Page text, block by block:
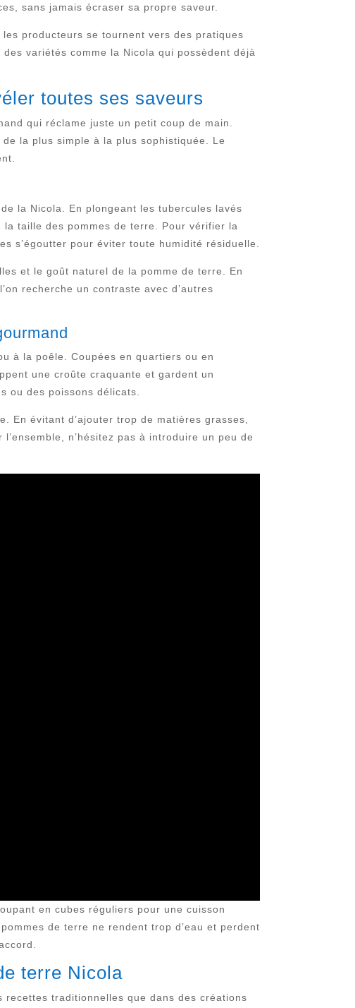
sans jamais écraser sa propre saveur.
producteurs se tournent vers des pratiques
variétés comme la Nicola qui possèdent déjà
toutes ses saveurs
qui réclame juste un petit coup de main.
la plus simple à la plus sophistiquée. Le
la Nicola. En plongeant les tubercules lavés
taille des pommes de terre. Pour vérifier la
s’égoutter pour éviter toute humidité résiduelle.
et le goût naturel de la pomme de terre. En
recherche un contraste avec d’autres
à la poêle. Coupées en quartiers ou en
une croûte craquante et gardent un
ou des poissons délicats.
En évitant d’ajouter trop de matières grasses,
n’hésitez pas à introduire un peu de
en cubes réguliers pour une cuisson
de terre ne rendent trop d’eau et perdent
terre Nicola
recettes traditionnelles que dans des créations